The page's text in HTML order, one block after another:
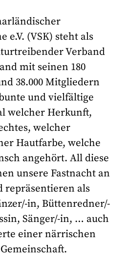
e.V. (VSK) steht als
Verband
mit seinen 180
38.000 Mitgliedern
und vielfältige
welcher Herkunft,
welcher
Hautfarbe, welche
angehört. All diese
unsere Fastnacht an
repräsentieren als
in, Büttenredner/-
Sänger/-in, … auch
einer närrischen